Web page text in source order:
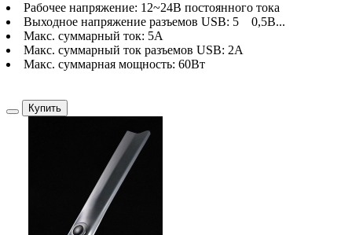
Рабочее напряжение: 12~24В постоянного тока
Выходное напряжение разъемов USB: 5 0,5В...
Макс. суммарный ток: 5А
Макс. суммарный ток разъемов USB: 2A
Макс. суммарная мощность: 60Вт
Купить